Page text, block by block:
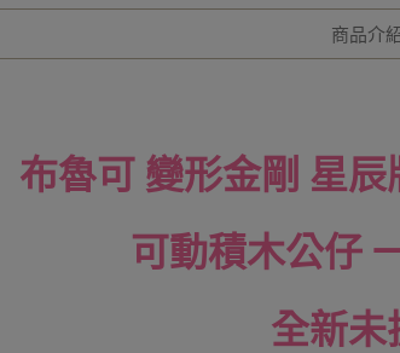
商品介
布魯可 變形金剛 星
可動積木公仔
全新未